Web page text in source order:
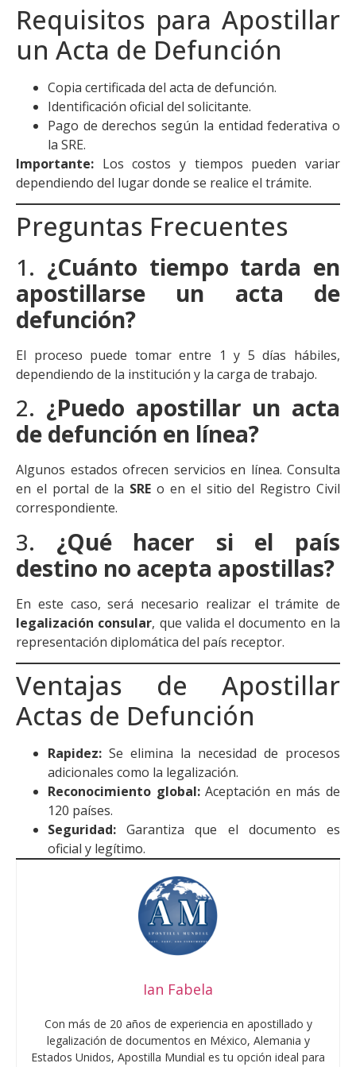
Requisitos para Apostillar
un Acta de Defunción
Copia certificada del acta de defunción.
Identificación oficial del solicitante.
Pago de derechos según la entidad federativa o
la SRE.
Importante: Los costos y tiempos pueden variar
dependiendo del lugar donde se realice el trámite.
Preguntas Frecuentes
1. ¿Cuánto tiempo tarda en
apostillarse un acta de
defunción?
El proceso puede tomar entre 1 y 5 días hábiles,
dependiendo de la institución y la carga de trabajo.
2. ¿Puedo apostillar un acta
de defunción en línea?
Algunos estados ofrecen servicios en línea. Consulta
en el portal de la SRE o en el sitio del Registro Civil
correspondiente.
3. ¿Qué hacer si el país
destino no acepta apostillas?
En este caso, será necesario realizar el trámite de
legalización consular, que valida el documento en la
representación diplomática del país receptor.
Ventajas de Apostillar
Actas de Defunción
Rapidez: Se elimina la necesidad de procesos
adicionales como la legalización.
Reconocimiento global:Aceptación en más de
120 países.
Seguridad: Garantiza que el documento es
oficial y legítimo.
Ian Fabela
Con más de 20 años de experiencia en apostillado y
legalización de documentos en México, Alemania y
Estados Unidos, Apostilla Mundial es tu opción ideal para